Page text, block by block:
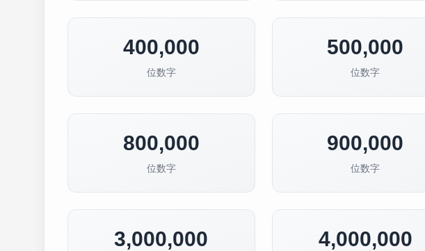
400,000
位数字
500,000
位数字
800,000
位数字
900,000
位数字
3,000,000 4,000,000